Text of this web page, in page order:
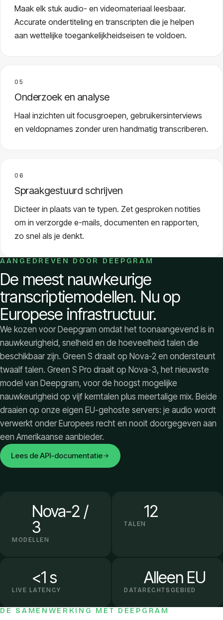
Maak elk stuk audio- en videomateriaal leesbaar.
Accurate ondertiteling en transcripten die je helpen
aan wettelijke toegankelijkheidseisen te voldoen.
05
Onderzoek en analyse
Haal inzichten uit focusgroepen, gebruikersinterviews
en veldopnames zonder uren handmatig transcriberen.
06
Spraakgestuurd schrijven
Dicteer in plaats van te typen. Zet gesproken notities
om in verzorgde e-mails, documenten en rapporten,
zo snel als je denkt.
AANGEDREVEN DOOR DEEPGRAM
De meest nauwkeurige
transcriptiemodellen. Nu op
Europese infrastructuur.
We kozen voor Deepgram omdat het toonaangevend is in
nauwkeurigheid, snelheid en de hoeveelheid talen die
beschikbaar zijn. Green S draait op Nova-2 en ondersteunt
twaalf talen. Green S Pro draait op Nova-3, het nieuwste
model van Deepgram, voor de hoogst mogelijke
nauwkeurigheid op vijf kerntalen plus meertalige mix. Beide
draaien op onze eigen EU-gehoste servers: je audio wordt
verwerkt onder Europees recht en nooit doorgegeven aan
een Amerikaanse aanbieder.
Lees de API-documentatie
MODELLEN
Nova-2 /
3
TALEN
12
LIVE LATENCY
<1 s
DATARECHTSGEBIED
Alleen EU
DE SAMENWERKING MET DEEPGRAM